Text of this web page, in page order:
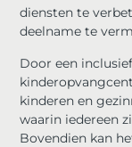
diensten te
deelname te
Door een
kinderen en
waarin iedereen
Bovendien kan